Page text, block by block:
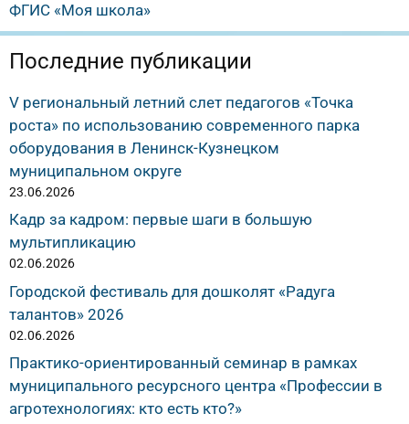
ФГИС «Моя школа»
Последние публикации
V региональный летний слет педагогов «Точка
роста» по использованию современного парка
оборудования в Ленинск-Кузнецком
муниципальном округе
23.06.2026
Кадр за кадром: первые шаги в большую
мультипликацию
02.06.2026
Городской фестиваль для дошколят «Радуга
талантов» 2026
02.06.2026
Практико-ориентированный семинар в рамках
муниципального ресурсного центра «Профессии в
агротехнологиях: кто есть кто?»